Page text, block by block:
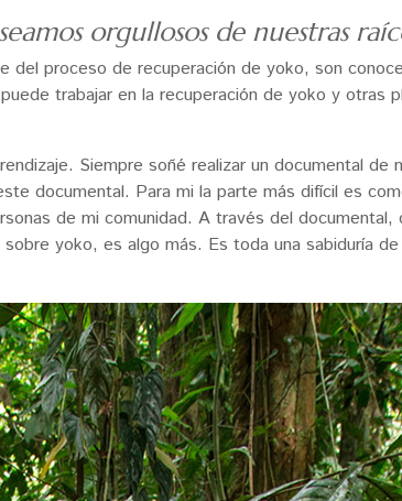
orgullosos de nuestras
proceso de recuperación de yoko, son
trabajar en la recuperación de yoko y otras
Siempre soñé realizar un documental de
documental. Para mi la parte más difícil es
de mi comunidad. A través del documental,
yoko, es algo más. Es toda una sabiduría